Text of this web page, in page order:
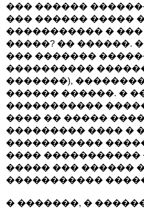
��� ������
��� ������ �����
����������� �
�����? �� ������.
��� �������
����������
�������),
������ ������. �
�����������
���� �� �����
��������� ���� �
�����������
���� �����������
����� ��� ������
�����������
� �������, �